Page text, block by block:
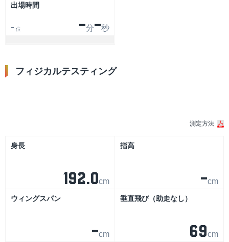
出場時間
- 位 -分-秒
フィジカルテスティング
測定方法
身長
192.0cm
指高
-cm
ウィングスパン
-cm
垂直飛び（助走なし）
69cm